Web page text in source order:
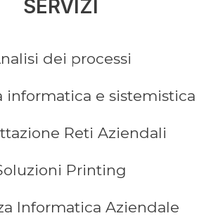
SERVIZI
dei processi
informatica e sistemistica
Reti Aziendali
Printing
Informatica Aziendale